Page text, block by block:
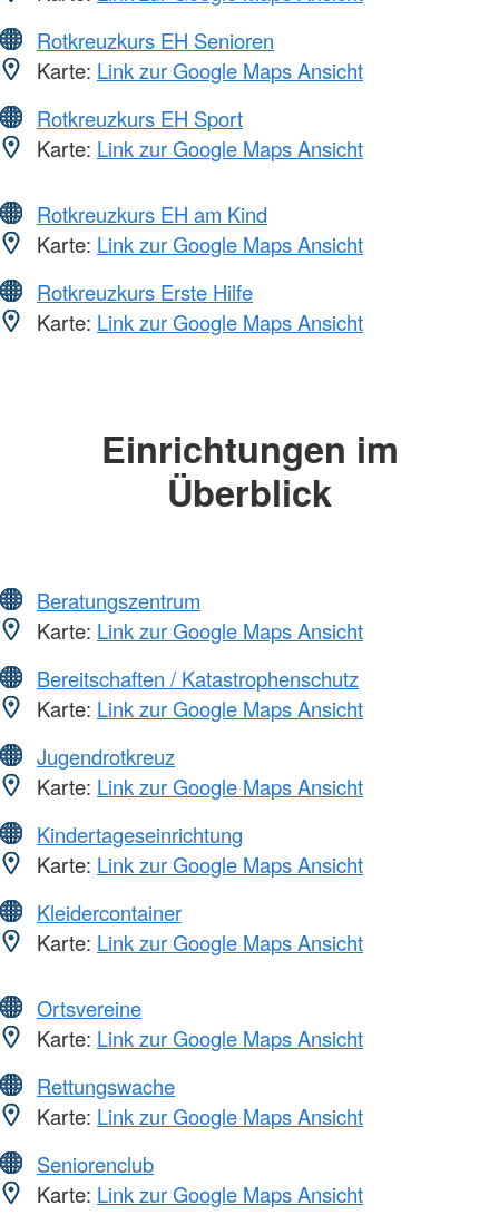
Rotkreuzkurs EH Senioren
Karte: Link zur Google Maps Ansicht
Rotkreuzkurs EH Sport
Karte: Link zur Google Maps Ansicht
Rotkreuzkurs EH am Kind
Karte: Link zur Google Maps Ansicht
Rotkreuzkurs Erste Hilfe
Karte: Link zur Google Maps Ansicht
Einrichtungen im
Überblick
Beratungszentrum
Karte: Link zur Google Maps Ansicht
Bereitschaften / Katastrophenschutz
Karte: Link zur Google Maps Ansicht
Jugendrotkreuz
Karte: Link zur Google Maps Ansicht
Kindertageseinrichtung
Karte: Link zur Google Maps Ansicht
Kleidercontainer
Karte: Link zur Google Maps Ansicht
Ortsvereine
Karte: Link zur Google Maps Ansicht
Rettungswache
Karte: Link zur Google Maps Ansicht
Seniorenclub
Karte: Link zur Google Maps Ansicht